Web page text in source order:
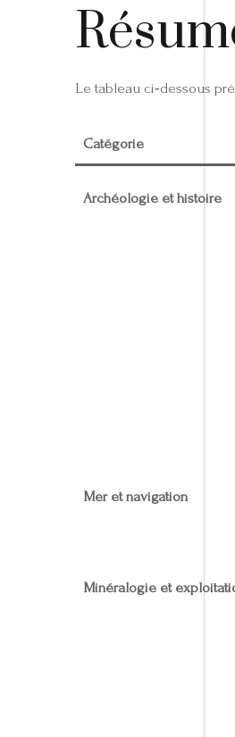
Le tableau ci‑dessous
Catégorie
Archéologie et histoire
Mer et navigation
Minéralogie et